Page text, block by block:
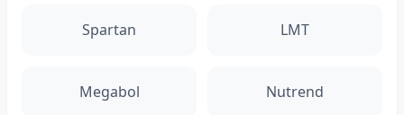
Spartan LMT
Megabol Nutrend